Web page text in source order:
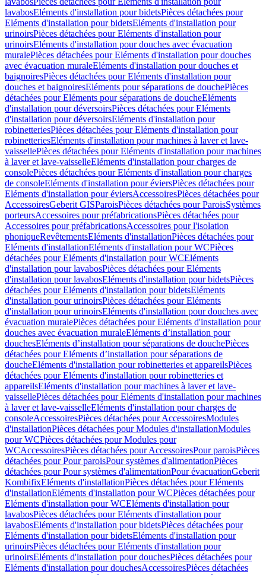
lavabosEléments d'installation pour bidetsPièces détachées pour
Eléments d'installation pour bidetsEléments d'installation pour
urinoirsPièces détachées pour Eléments d'installation pour
urinoirsEléments d'installation pour douches avec évacuation
muralePièces détachées pour Eléments d'installation pour douches
avec évacuation muraleEléments d'installation pour douches et
baignoiresPièces détachées pour Eléments d'installation pour
douches et baignoiresEléments pour séparations de douchePièces
détachées pour Eléments pour séparations de doucheEléments
d'installation pour déversoirsPièces détachées pour Eléments
d'installation pour déversoirsEléments d'installation pour
robinetteriesPièces détachées pour Eléments d'installation pour
robinetteriesEléments d'installation pour machines à laver et lave-
vaissellePièces détachées pour Eléments d'installation pour machines
à laver et lave-vaisselleEléments d'installation pour charges de
consolePièces détachées pour Eléments d'installation pour charges
de consoleEléments d'installation pour éviersPièces détachées pour
Eléments d'installation pour éviersAccessoiresPièces détachées pour
AccessoiresGeberit GISParoisPièces détachées pour ParoisSystèmes
porteursAccessoires pour préfabricationsPièces détachées pour
Accessoires pour préfabricationsAccessoires pour l'isolation
phoniqueRevêtementsEléments d'installationPièces détachées pour
Eléments d'installationEléments d'installation pour WCPièces
détachées pour Eléments d'installation pour WCEléments
d'installation pour lavabosPièces détachées pour Eléments
d'installation pour lavabosEléments d'installation pour bidetsPièces
détachées pour Eléments d'installation pour bidetsEléments
d'installation pour urinoirsPièces détachées pour Eléments
d'installation pour urinoirsEléments d'installation pour douches avec
évacuation muralePièces détachées pour Eléments d'installation pour
douches avec évacuation muraleEléments d’installation pour
douchesEléments d’installation pour séparations de douchePièces
détachées pour Eléments d’installation pour séparations de
doucheEléments d'installation pour robinetteries et appareilsPièces
détachées pour Eléments d'installation pour robinetteries et
appareilsEléments d'installation pour machines à laver et lave-
vaissellePièces détachées pour Eléments d'installation pour machines
à laver et lave-vaisselleEléments d'installation pour charges de
consoleAccessoiresPièces détachées pour AccessoiresModules
d'installationPièces détachées pour Modules d'installationModules
pour WCPièces détachées pour Modules pour
WCAccessoiresPièces détachées pour AccessoiresPour paroisPièces
détachées pour Pour paroisPour systèmes d'alimentationPièces
détachées pour Pour systèmes d'alimentationPour évacuationGeberit
KombifixEléments d'installationPièces détachées pour Eléments
d'installationEléments d'installation pour WCPièces détachées pour
Eléments d'installation pour WCEléments d'installation pour
lavabosPièces détachées pour Eléments d'installation pour
lavabosEléments d'installation pour bidetsPièces détachées pour
Eléments d'installation pour bidetsEléments d'installation pour
urinoirsPièces détachées pour Eléments d'installation pour
urinoirsEléments d'installation pour douchesPièces détachées pour
Eléments d'installation pour douchesAccessoiresPièces détachées